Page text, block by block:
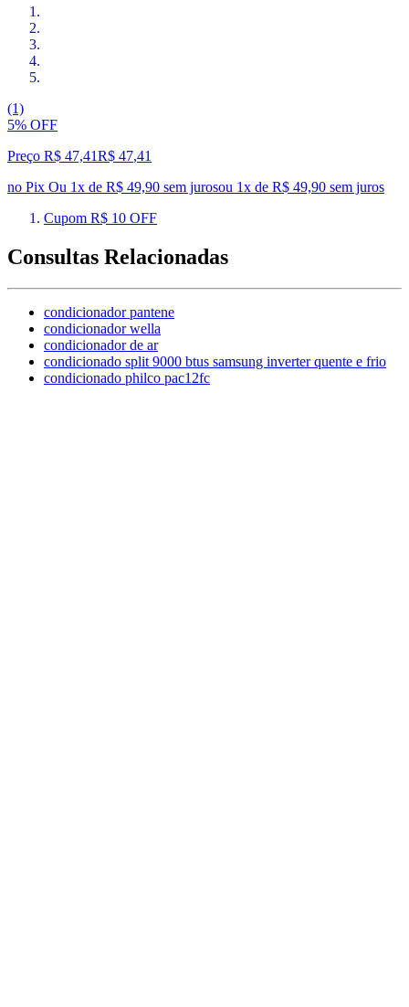
(1)
5% OFF
Preço R$ 47,41R$ 47,41
no Pix Ou 1x de R$ 49,90 sem jurosou 1x de R$ 49,90 sem juros
Cupom R$ 10 OFF
Consultas Relacionadas
condicionador pantene
condicionador wella
condicionador de ar
condicionado split 9000 btus samsung inverter quente e frio
condicionado philco pac12fc